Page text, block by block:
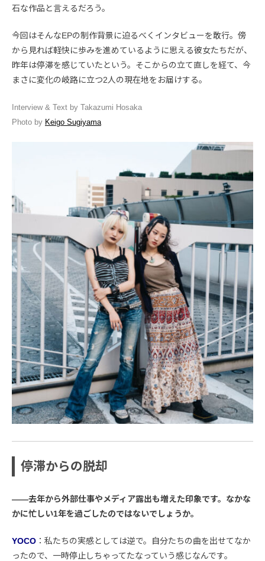
石な作品と言えるだろう。
今回はそんなEPの制作背景に迫るべくインタビューを敢行。傍
から見れば軽快に歩みを進めているように思える彼女たちだが、
昨年は停滞を感じていたという。そこからの立て直しを経て、今
まさに変化の岐路に立つ2人の現在地をお届けする。
Interview & Text by Takazumi Hosaka
Photo by Keigo Sugiyama
停滞からの脱却
――去年から外部仕事やメディア露出も増えた印象です。なかな
かに忙しい1年を過ごしたのではないでしょうか。
YOCO ：私たちの実感としては逆で。自分たちの曲を出せてなか
ったので、一時停止しちゃってたなっていう感じなんです。